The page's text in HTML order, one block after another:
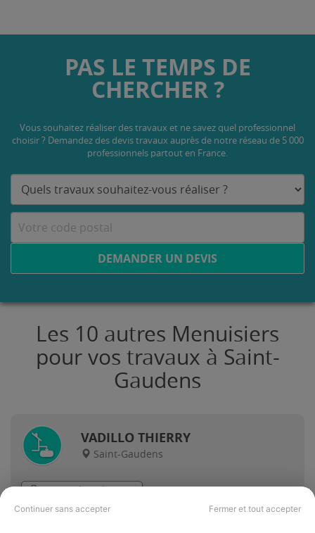
Continuer sans accepter Fermer et tout accepter
PAS LE TEMPS DE
CHERCHER ?
Vous souhaitez réaliser des travaux et ne savez quel professionnel
choisir ? Demandez des devis travaux auprès de notre réseau de 5 000
professionnels partout en France.
DEMANDER UN DEVIS
Les 10 autres Menuisiers
pour vos travaux à Saint-
Gaudens
VADILLO THIERRY
Saint-Gaudens
38 ans d'expérience